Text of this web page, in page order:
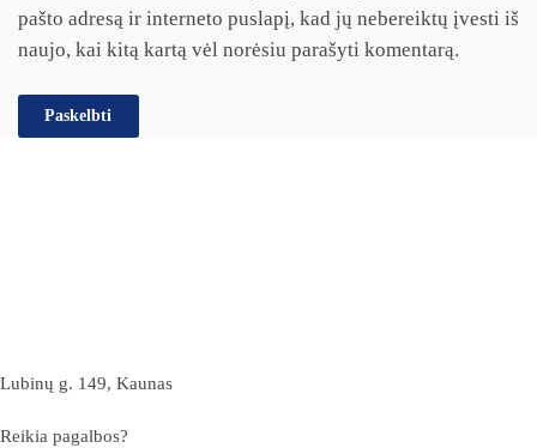
pašto adresą ir interneto puslapį, kad jų nebereiktų įvesti iš
naujo, kai kitą kartą vėl norėsiu parašyti komentarą.
Lubinų g. 149, Kaunas
Reikia pagalbos?